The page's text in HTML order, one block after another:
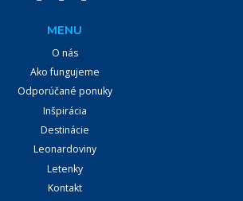
MENU
O nás
Ako fungujeme
Odporúčané ponuky
Inšpirácia
Destinácie
Leonardoviny
Letenky
Kontakt